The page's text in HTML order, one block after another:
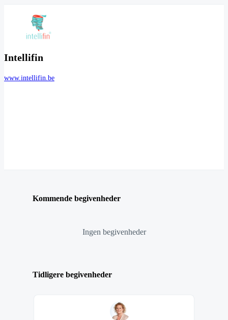
Intellifin
www.intellifin.be
Kommende begivenheder
Ingen begivenheder
Tidligere begivenheder